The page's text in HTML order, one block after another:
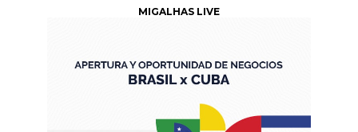
MIGALHAS LIVE